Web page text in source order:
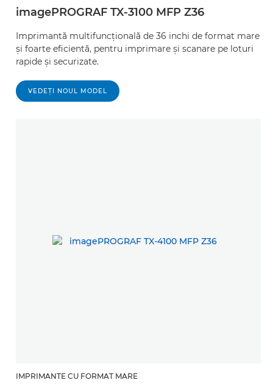
imagePROGRAF TX-3100 MFP Z36
Imprimantă multifuncţională de 36 inchi de format mare
şi foarte eficientă, pentru imprimare şi scanare pe loturi
rapide şi securizate.
VEDEŢI NOUL MODEL
IMPRIMANTE CU FORMAT MARE